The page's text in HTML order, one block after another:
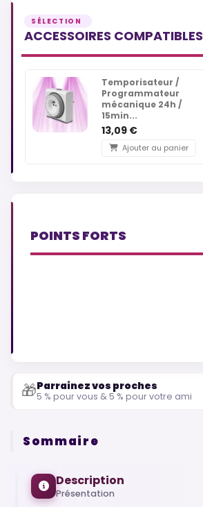
ACCESSOIRES COMPATIBLES
Temporisateur /
Programmateur
mécanique 24h /
15min...
13,09 €
Ajouter au panier
POINTS FORTS
🎁Parrainez vos proches
5 % pour vous & 5 % pour votre ami
Sommaire
Description
Présentation